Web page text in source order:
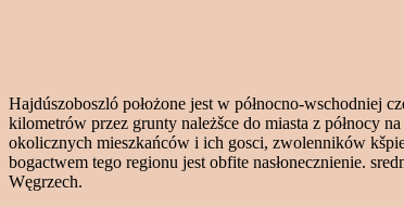
Hajdúszoboszló położone jest w północno-wschodniej
kilometrów przez grunty należšce do miasta z północy
okolicznych mieszkańców i ich gosci, zwolenników
bogactwem tego regionu jest obfite nasłonecznienie.
Węgrzech.